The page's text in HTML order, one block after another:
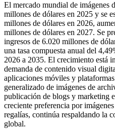
El mercado mundial de imágenes
millones de dólares en 2025 y se
millones de dólares en 2026,
millones de dólares en 2027. Se
ingresos de 6.020 millones de
una tasa compuesta anual del
2026 a 2035. El crecimiento está
demanda de contenido visual
aplicaciones móviles y
generalizado de imágenes de
publicación de blogs y marketing
creciente preferencia por
regalías, continúa respaldando la
global.